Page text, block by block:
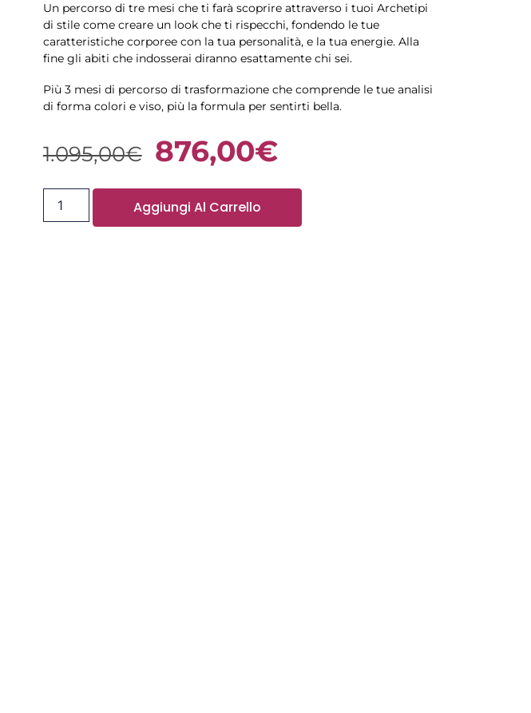
Un percorso di tre mesi che ti farà scoprire attraverso i tuoi Archetipi
di stile come creare un look che ti rispecchi, fondendo le tue
caratteristiche corporee con la tua personalità, e la tua energie. Alla
fine gli abiti che indosserai diranno esattamente chi sei.
Più 3 mesi di percorso di trasformazione che comprende le tue analisi
di forma colori e viso, più la formula per sentirti bella.
1.095,00€ 876,00€
Aggiungi Al Carrello